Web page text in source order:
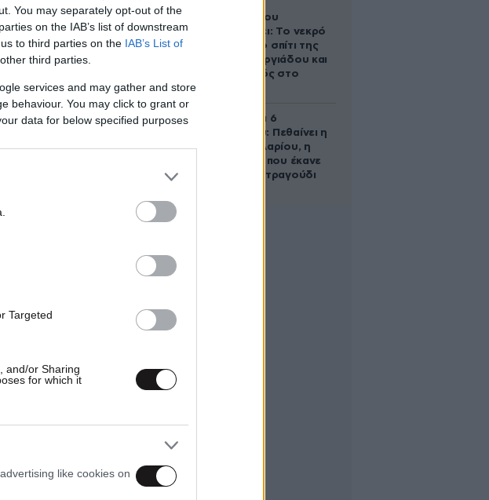
You may separately opt-out of the
on the IAB’s list of downstream
to third parties on the IAB’s List of
third parties.
services and may gather and store
behaviour. You may click to grant or
data for below specified purposes
Targeted
and/or Sharing
for which it
like cookies on
ο Όμιλος
στον
Τζώρτζογλου
αποκαλύπτει: Το νεκρό
έμβρυο στο σπίτι της
Μαρίας Γεωργιάδου και
ο εγκλεισμός στο
Σαν σήμερα 6
Αυγούστου: Πεθαίνει η
Ρίτα Σακελλαρίου, η
λαϊκή ντίβα που έκανε
τη ζωή της τραγούδι